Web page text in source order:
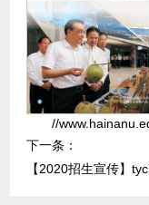
//
下一条：
【2020招生宣传】​